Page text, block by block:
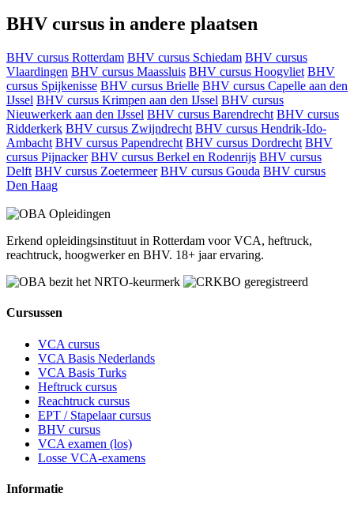
BHV cursus in andere plaatsen
BHV cursus Rotterdam BHV cursus Schiedam BHV cursus
Vlaardingen BHV cursus Maassluis BHV cursus Hoogvliet BHV
cursus Spijkenisse BHV cursus Brielle BHV cursus Capelle aan den
IJssel BHV cursus Krimpen aan den IJssel BHV cursus
Nieuwerkerk aan den IJssel BHV cursus Barendrecht BHV cursus
Ridderkerk BHV cursus Zwijndrecht BHV cursus Hendrik-Ido-
Ambacht BHV cursus Papendrecht BHV cursus Dordrecht BHV
cursus Pijnacker BHV cursus Berkel en Rodenrijs BHV cursus
Delft BHV cursus Zoetermeer BHV cursus Gouda BHV cursus
Den Haag
Erkend opleidingsinstituut in Rotterdam voor VCA, heftruck,
reachtruck, hoogwerker en BHV. 18+ jaar ervaring.
Cursussen
VCA cursus
VCA Basis Nederlands
VCA Basis Turks
Heftruck cursus
Reachtruck cursus
EPT / Stapelaar cursus
BHV cursus
VCA examen (los)
Losse VCA-examens
Informatie